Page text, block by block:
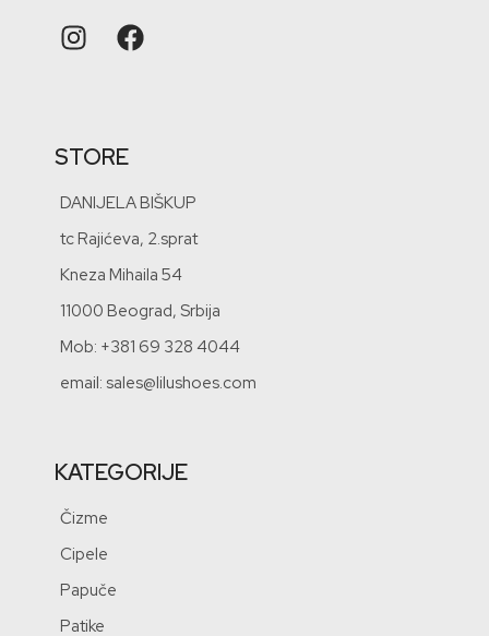
STORE
DANIJELA BIŠKUP
tc Rajićeva, 2.sprat
Kneza Mihaila 54
11000 Beograd, Srbija
Mob: +381 69 328 4044
email: sales@lilushoes.com
KATEGORIJE
Čizme
Cipele
Papuče
Patike